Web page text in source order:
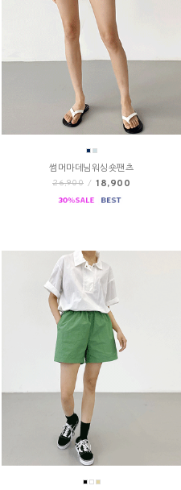
썸머마데님워싱숏팬츠
26,900 / 18,900